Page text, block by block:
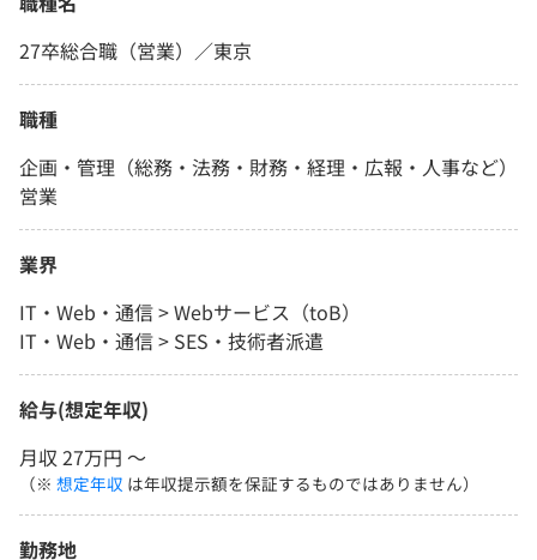
27卒総合職（営業）／東京
職種
企画・管理（総務・法務・財務・経理・広報・人事など）
営業
業界
IT・Web・通信 > Webサービス（toB）
IT・Web・通信 > SES・技術者派遣
給与(想定年収)
月収 27万円 〜
（※ 想定年収 は年収提示額を保証するものではありません）
勤務地